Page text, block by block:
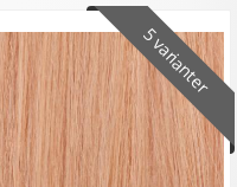
5 varianter